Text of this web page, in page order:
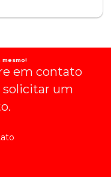
mesmo!
em contato
solicitar um